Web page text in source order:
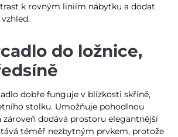
k rovným liniím nábytku a dodat
do ložnice,
dobře funguje v blízkosti skříně,
stolku. Umožňuje pohodlnou
dodává prostoru elegantnější
téměř nezbytným prvkem, protože